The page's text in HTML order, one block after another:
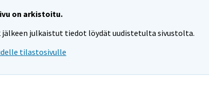
on arkistoitu.
jälkeen julkaistut tiedot löydät uudistetulta sivustolta.
tilastosivulle